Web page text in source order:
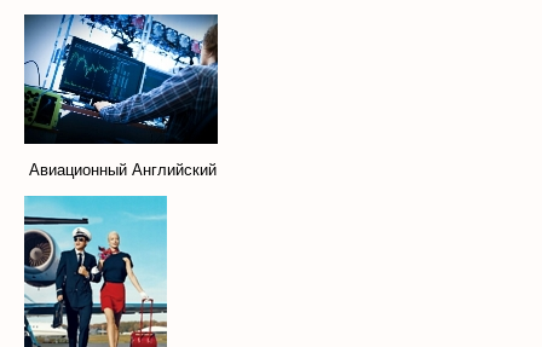
Авиационный Английский